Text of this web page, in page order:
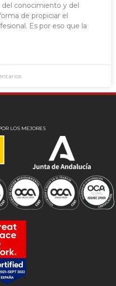
conocimiento y del
de propiciar el
Es por eso que la
LOS MEJORES